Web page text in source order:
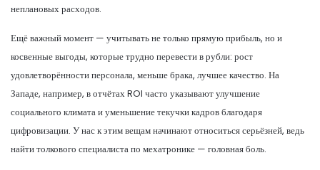
неплановых расходов.
Ещё важный момент — учитывать не только прямую прибыль, но и
косвенные выгоды, которые трудно перевести в рубли: рост
удовлетворённости персонала, меньше брака, лучшее качество. На
Западе, например, в отчётах ROI часто указывают улучшение
социального климата и уменьшение текучки кадров благодаря
цифровизации. У нас к этим вещам начинают относиться серьёзней, ведь
найти толкового специалиста по мехатронике — головная боль.